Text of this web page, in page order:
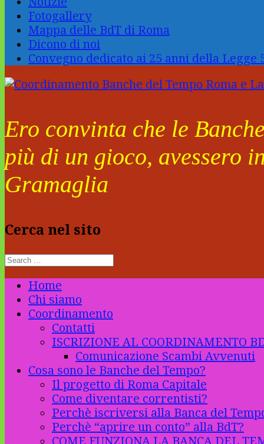
Fotogallery
Mappa delle BdT di Roma
Dicono di noi
Convegno dedicato ai 25 anni della Legge
Ero convinta che le
più di un gioco, avessero
Gramaglia
Cerca nel sito
Home
Chi siamo
Coordinamento
Contatti
ISCRIZIONE AL COORDINAMENTO
Comunicazione Scambi Avvenuti
Cosa sono le Banche del Tempo?
Il progetto di Roma Capitale
Come diventare correntisti?
Perchè iscriversi alla Banca del
Perchè “aprire un conto” alla BdT?